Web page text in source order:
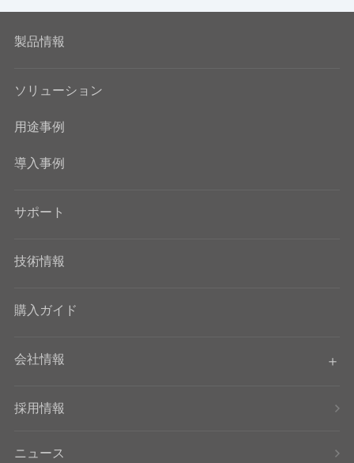
製品情報
ソリューション
用途事例
導入事例
サポート
技術情報
購入ガイド
会社情報
採用情報
ニュース